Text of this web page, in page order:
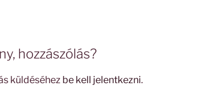
hozzászólás?
küldéséhez be kell jelentkezni.